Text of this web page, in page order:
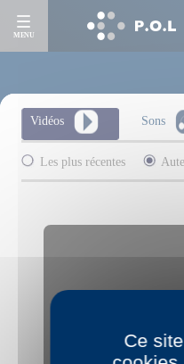
MENU
Vidéos Sons
Les plus récentes
Ce